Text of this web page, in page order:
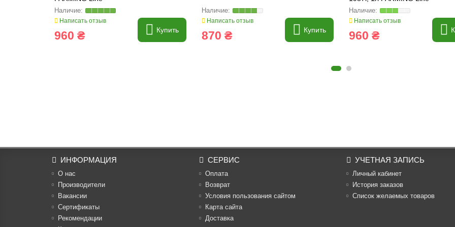
Написать отзыв
960 ₴ Купить
Написать отзыв
870 ₴ Купить
Написать отзыв
960 ₴
ИНФОРМАЦИЯ
О нас
Производители
Вакансии
Cертификаты
Рекомендации
СЕРВИС
Оплата
Возврат
Условия пользования сайтом
Карта сайта
Доставка
УЧЕТНАЯ ЗАПИСЬ
Личный кабинет
История заказов
Список желаемых товаров